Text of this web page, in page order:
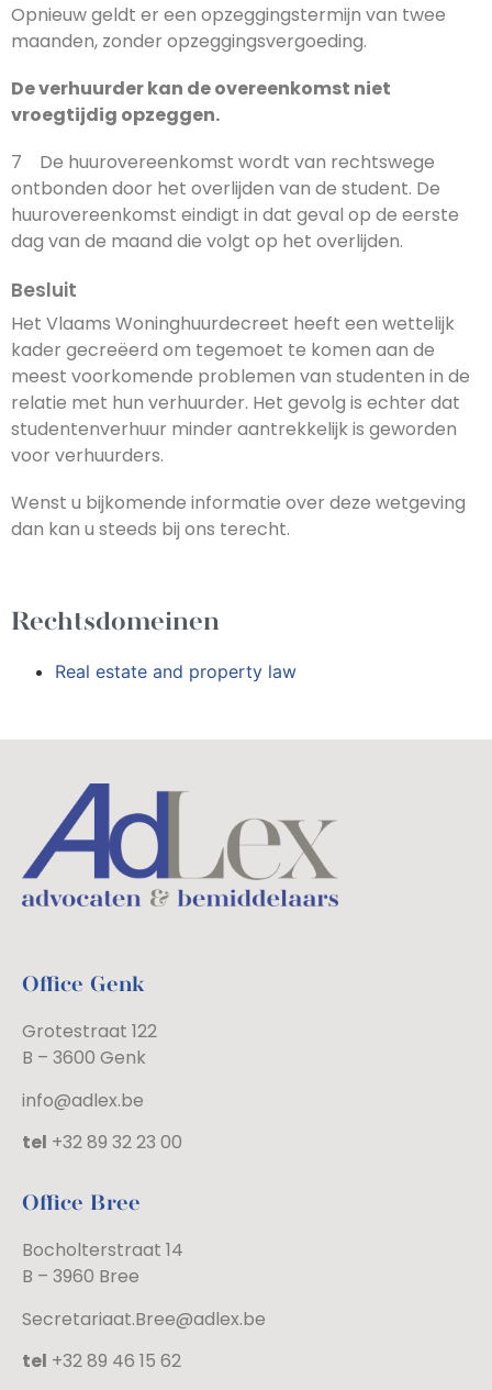
Opnieuw geldt er een opzeggingstermijn van twee
maanden, zonder opzeggingsvergoeding.
De verhuurder kan de overeenkomst niet
vroegtijdig opzeggen.
7 De huurovereenkomst wordt van rechtswege
ontbonden door het overlijden van de student. De
huurovereenkomst eindigt in dat geval op de eerste
dag van de maand die volgt op het overlijden.
Besluit
Het Vlaams Woninghuurdecreet heeft een wettelijk
kader gecreëerd om tegemoet te komen aan de
meest voorkomende problemen van studenten in de
relatie met hun verhuurder. Het gevolg is echter dat
studentenverhuur minder aantrekkelijk is geworden
voor verhuurders.
Wenst u bijkomende informatie over deze wetgeving
dan kan u steeds bij ons terecht.
Rechtsdomeinen
Real estate and property law
Office Genk
Grotestraat 122
B – 3600 Genk
info@adlex.be
tel +32 89 32 23 00
Office Bree
Bocholterstraat 14
B – 3960 Bree
Secretariaat.Bree@adlex.be
tel +32 89 46 15 62